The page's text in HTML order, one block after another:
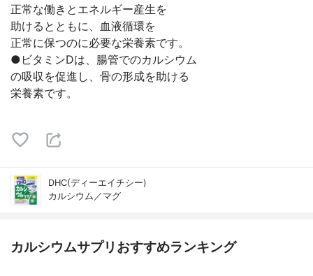
正常な働きとエネルギー産生を
助けるとともに、血液循環を
正常に保つのに必要な栄養素です。
●ビタミンDは、腸管でのカルシウム
の吸収を促進し、骨の形成を助ける
栄養素です。
DHC(ディーエイチシー)
カルシウム／マグ
カルシウムサプリおすすめランキング